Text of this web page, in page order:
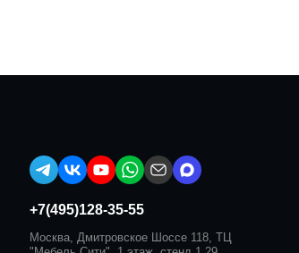
+7(495)128-35-55
Москва, Дмитровское Шоссе 118, ТЦ